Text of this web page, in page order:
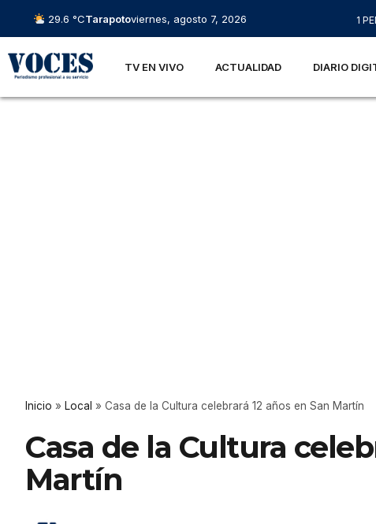
29.6 °CTarapotoviernes, agosto 7, 2026 1
TV EN VIVO ACTUALIDAD DIARIO
Inicio » Local » Casa de la Cultura celebrará 12 años en San Martín
Casa de la Cultura
Martín